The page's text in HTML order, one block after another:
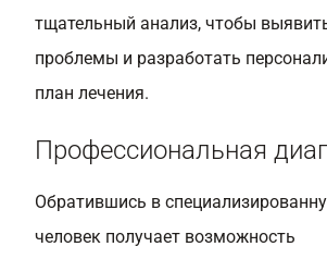
тщательный анализ, чтобы
проблемы и разработать
план лечения.
Профессиональная
Обратившись в
человек получает возможность